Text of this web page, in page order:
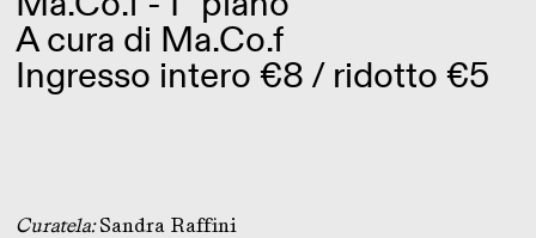
A cura di Ma.Co.f
Ingresso intero €8 / ridotto €5
Curatela:Sandra Raffini